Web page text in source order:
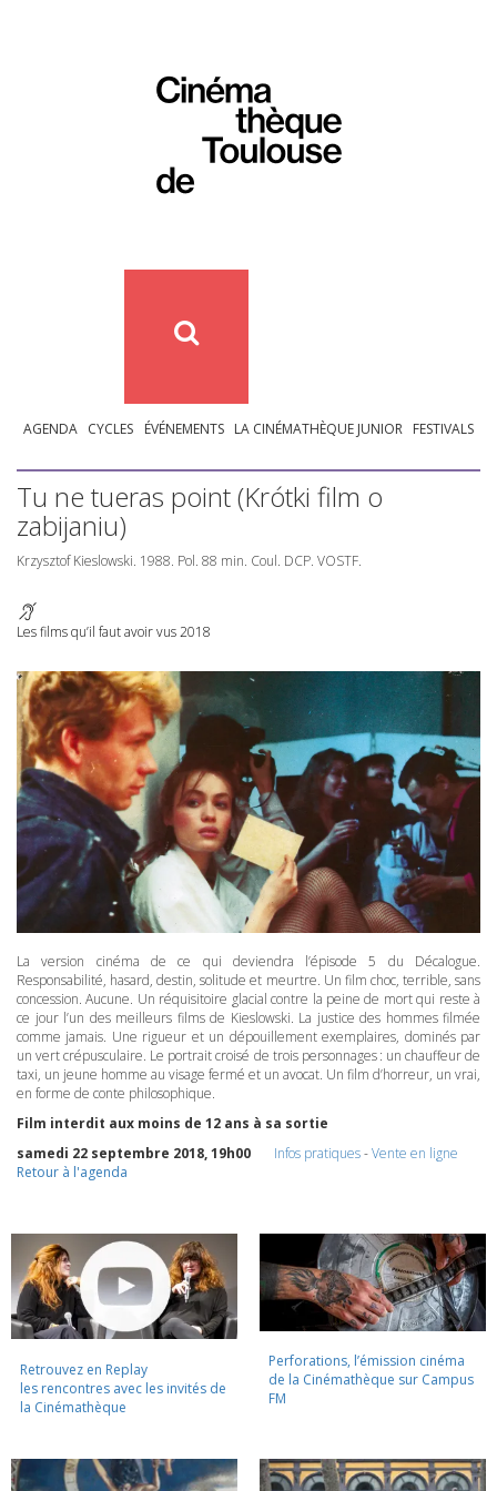
AGENDA CYCLES ÉVÉNEMENTS LA CINÉMATHÈQUE JUNIOR FESTIVALS
Tu ne tueras point (Krótki film o
zabijaniu)
Krzysztof Kieslowski. 1988. Pol. 88 min. Coul. DCP. VOSTF.
Les films qu’il faut avoir vus 2018
La version cinéma de ce qui deviendra l’épisode 5 du Décalogue.
Responsabilité, hasard, destin, solitude et meurtre. Un film choc, terrible, sans
concession. Aucune. Un réquisitoire glacial contre la peine de mort qui reste à
ce jour l’un des meilleurs films de Kieslowski. La justice des hommes filmée
comme jamais. Une rigueur et un dépouillement exemplaires, dominés par
un vert crépusculaire. Le portrait croisé de trois personnages : un chauffeur de
taxi, un jeune homme au visage fermé et un avocat. Un film d’horreur, un vrai,
en forme de conte philosophique.
Film interdit aux moins de 12 ans à sa sortie
samedi 22 septembre 2018, 19h00
Infos pratiques-Vente en ligne
Retour à l'agenda
Retrouvez en Replay
les rencontres avec les invités de
la Cinémathèque
Perforations, l’émission cinéma
de la Cinémathèque sur Campus
FM